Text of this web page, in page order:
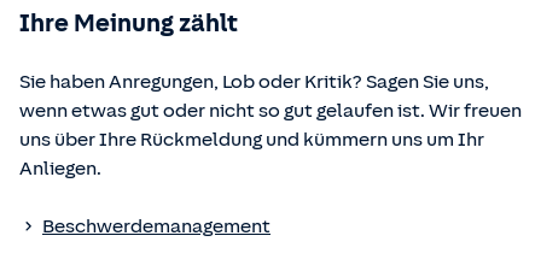
§§ 59 – 68 Gesetz über den Versicherungsvertrag
§ 48b Versicherungsaufsichtsgesetz (VAG)
Verordnung über die Versicherungsvermittlung und -
Die berufsrechtlichen Regelungen können über die vom
Ihre Meinung zählt
Sie haben Anregungen, Lob oder Kritik? Sagen Sie uns,
wenn etwas gut oder nicht so gut gelaufen ist. Wir freuen
uns über Ihre Rückmeldung und kümmern uns um Ihr
Anliegen.
Beschwerdemanagement